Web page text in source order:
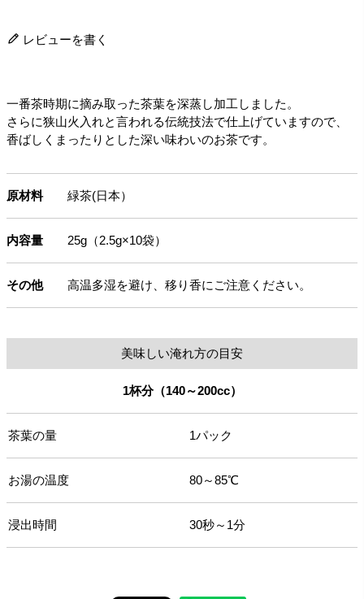
レビューを書く
一番茶時期に摘み取った茶葉を深蒸し加工しました。
さらに狭山火入れと言われる伝統技法で仕上げていますので、
香ばしくまったりとした深い味わいのお茶です。
原材料 緑茶(日本）
内容量 25g（2.5g×10袋）
その他 高温多湿を避け、移り香にご注意ください。
美味しい淹れ方の目安
1杯分（140～200cc）
茶葉の量 1パック
お湯の温度 80～85℃
浸出時間 30秒～1分